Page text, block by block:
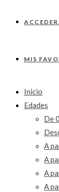
MIS
Inicio
Edades
De
A
A
A
A